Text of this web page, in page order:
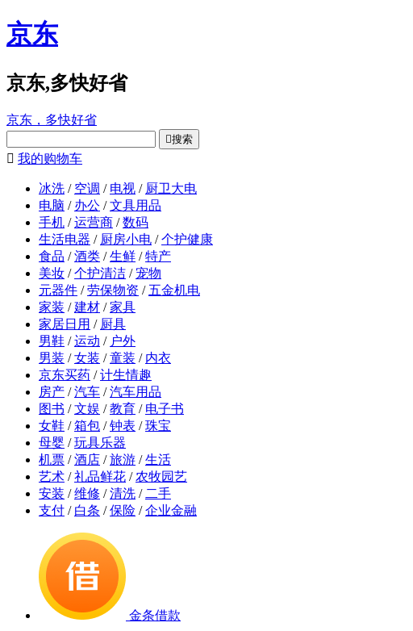
京东
京东,多快好省
京东，多快好省
搜索
 我的购物车
冰洗 / 空调 / 电视 / 厨卫大电
电脑 / 办公 / 文具用品
手机 / 运营商 / 数码
生活电器 / 厨房小电 / 个护健康
食品 / 酒类 / 生鲜 / 特产
美妆 / 个护清洁 / 宠物
元器件 / 劳保物资 / 五金机电
家装 / 建材 / 家具
家居日用 / 厨具
男鞋 / 运动 / 户外
男装 / 女装 / 童装 / 内衣
京东买药 / 计生情趣
房产 / 汽车 / 汽车用品
图书 / 文娱 / 教育 / 电子书
女鞋 / 箱包 / 钟表 / 珠宝
母婴 / 玩具乐器
机票 / 酒店 / 旅游 / 生活
艺术 / 礼品鲜花 / 农牧园艺
安装 / 维修 / 清洗 / 二手
支付 / 白条 / 保险 / 企业金融
金条借款